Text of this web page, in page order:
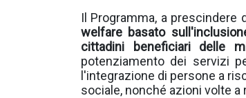
Il Programma, a
welfare basato
cittadini beneficiari delle
potenziamento dei servizi
l'integrazione di persone a
sociale, nonché azioni volte